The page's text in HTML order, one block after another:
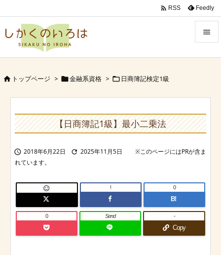

Prev


 RSS Feedly
 トップページ > 金融系資格 >  日商簿記検定1級
【日商簿記1級】最小二乗法
 2018年6月22日  2025年11月5日
 !
B!
0
0 Send
Copy
-